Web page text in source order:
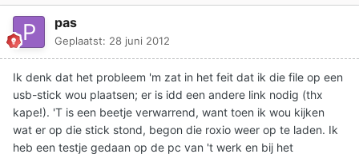
pas
Geplaatst: 28 juni 2012
Ik denk dat het probleem 'm zat in het feit dat ik die file op een
usb-stick wou plaatsen; er is idd een andere link nodig (thx
kape!). 'T is een beetje verwarrend, want toen ik wou kijken
wat er op die stick stond, begon die roxio weer op te laden. Ik
heb een testje gedaan op de pc van 't werk en bij het